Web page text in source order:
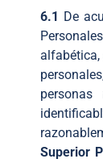
6.1 De
Superior